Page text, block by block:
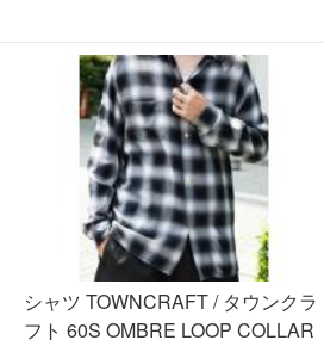
シャツ TOWNCRAFT / タウンクラ
フト 60S OMBRE LOOP COLLAR